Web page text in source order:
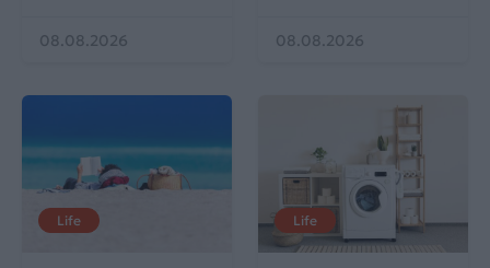
08.08.2026 08.08.2026
Life Life